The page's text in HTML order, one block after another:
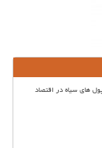
های سیاه در اقتصاد